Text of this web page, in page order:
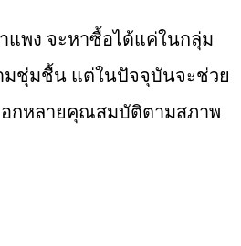
แพง จะหาซื้อได้แค่ในกลุ่ม
มชุ่มชื้น แต่ในปัจจุบันจะช่วย
อกหลายคุณสมบัติตามสภาพ